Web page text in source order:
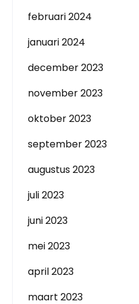
februari 2024
januari 2024
december 2023
november 2023
oktober 2023
september 2023
augustus 2023
juli 2023
juni 2023
mei 2023
april 2023
maart 2023